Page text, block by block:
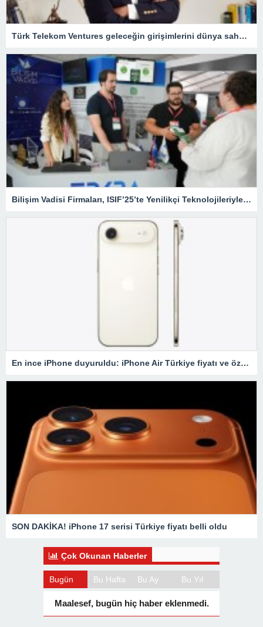
Türk Telekom Ventures geleceğin girişimlerini dünya sahnesine taşıyor
Bilişim Vadisi Firmaları, ISIF’25’te Yenilikçi Teknolojileriyle Sahne Alıyor
En ince iPhone duyuruldu: iPhone Air Türkiye fiyatı ve özellikleri
SON DAKİKA! iPhone 17 serisi Türkiye fiyatı belli oldu
Çok Okunan Haberler
Bugün Bu Hafta Bu Ay Bu Yıl
Maalesef, bugün hiç haber eklenmedi.